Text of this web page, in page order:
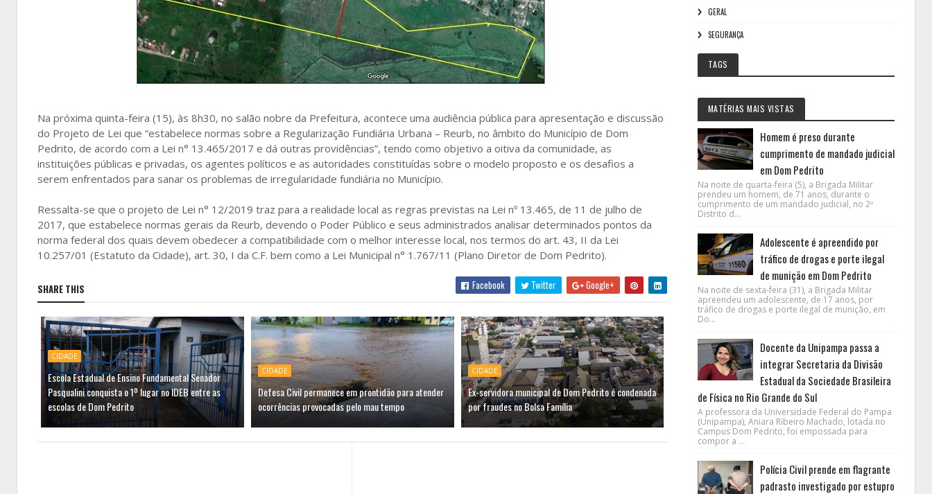
Na próxima quinta-feira (15), às 8h30, no salão nobre da Prefeitura, acontece uma audiência pública para apresentação e discussão
do Projeto de Lei que “estabelece normas sobre a Regularização Fundiária Urbana – Reurb, no âmbito do Município de Dom
Pedrito, de acordo com a Lei n° 13.465/2017 e dá outras providências”, tendo como objetivo a oitiva da comunidade, as
instituições públicas e privadas, os agentes políticos e as autoridades constituídas sobre o modelo proposto e os desafios a
serem enfrentados para sanar os problemas de irregularidade fundiária no Município.
Ressalta-se que o projeto de Lei n° 12/2019 traz para a realidade local as regras previstas na Lei nº 13.465, de 11 de julho de
2017, que estabelece normas gerais da Reurb, devendo o Poder Público e seus administrados analisar determinados pontos da
norma federal dos quais devem obedecer a compatibilidade com o melhor interesse local, nos termos do art. 43, II da Lei
10.257/01 (Estatuto da Cidade), art. 30, I da C.F. bem como a Lei Municipal n° 1.767/11 (Plano Diretor de Dom Pedrito).
SHARE THIS Facebook Twitter Google+
CIDADE
Escola Estadual de Ensino Fundamental Senador
Pasqualini conquista o 1º lugar no IDEB entre as
escolas de Dom Pedrito
CIDADE
Defesa Civil permanece em prontidão para atender
ocorrências provocadas pelo mau tempo
CIDADE
Ex-servidora municipal de Dom Pedrito é condenada
por fraudes no Bolsa Família
GERAL
SEGURANÇA
TAGS
MATÉRIAS MAIS VISTAS
Homem é preso durante
cumprimento de mandado judicial
em Dom Pedrito
Na noite de quarta-feira (5), a Brigada Militar
prendeu um homem, de 71 anos, durante o
cumprimento de um mandado judicial, no 2º
Distrito d...
Adolescente é apreendido por
tráfico de drogas e porte ilegal
de munição em Dom Pedrito
Na noite de sexta-feira (31), a Brigada Militar
apreendeu um adolescente, de 17 anos, por
tráfico de drogas e porte ilegal de munição, em
Do...
Docente da Unipampa passa a
integrar Secretaria da Divisão
Estadual da Sociedade Brasileira
de Física no Rio Grande do Sul
A professora da Universidade Federal do Pampa
(Unipampa), Aniara Ribeiro Machado, lotada no
Campus Dom Pedrito, foi empossada para
compor a ...
Polícia Civil prende em flagrante
padrasto investigado por estupro